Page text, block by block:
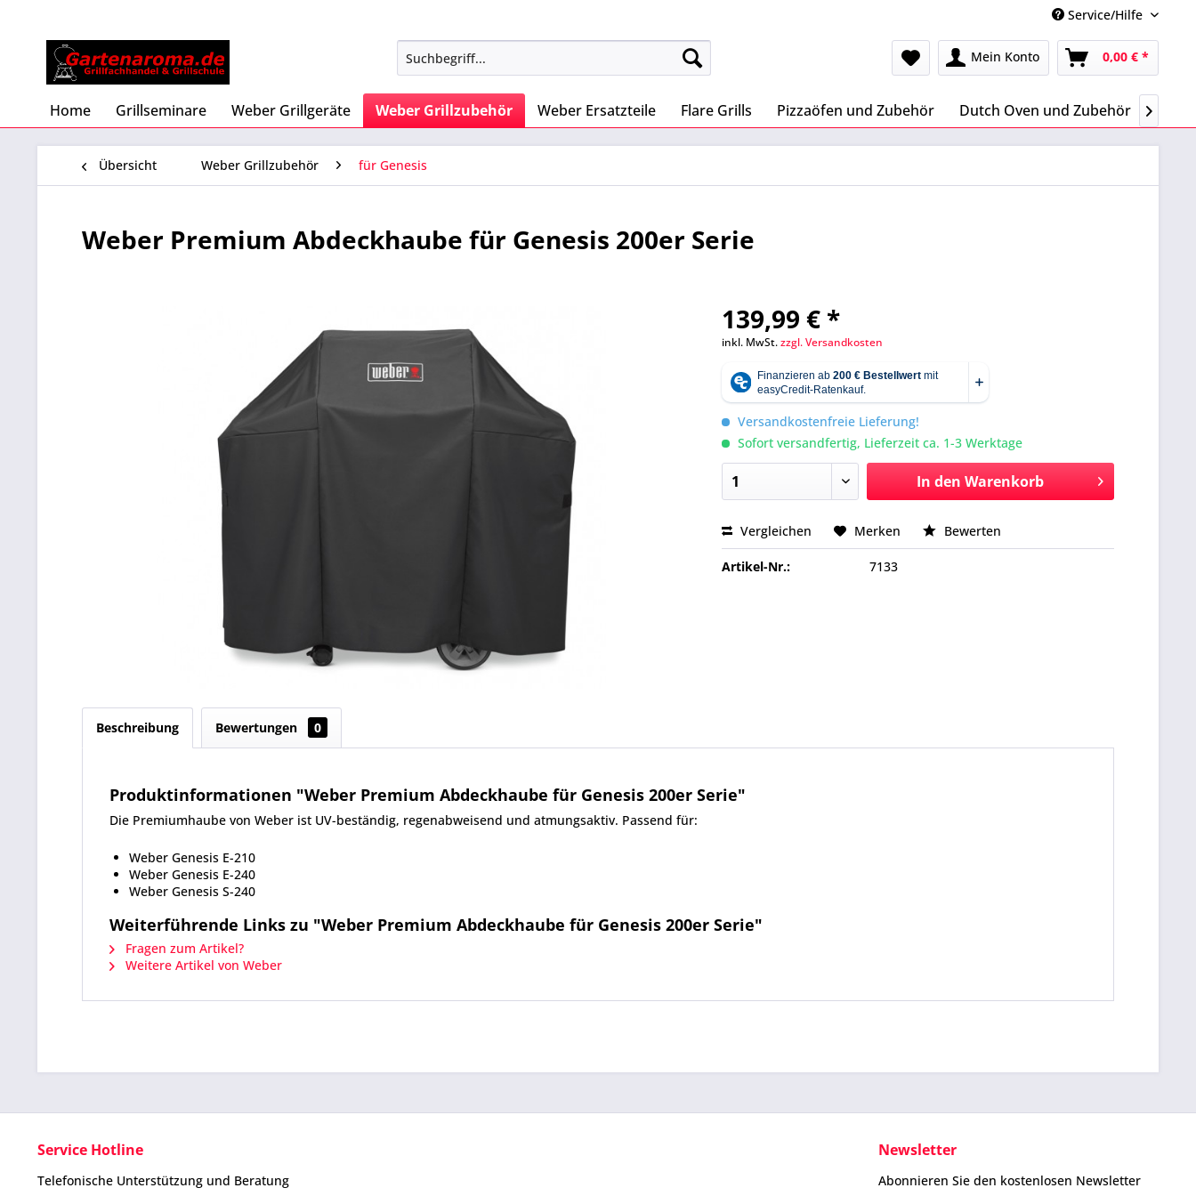
Service/Hilfe
Mein Konto 0,00 € *
Home Grillseminare Weber Grillgeräte Weber Grillzubehör Weber Ersatzteile Flare Grills Pizzaöfen und Zubehör Dutch Oven und Zubehör 
Übersicht Weber Grillzubehör für Genesis
Weber Premium Abdeckhaube für Genesis 200er Serie
139,99 € *
inkl. MwSt.zzgl. Versandkosten
Versandkostenfreie Lieferung!
Sofort versandfertig, Lieferzeit ca. 1-3 Werktage
In den Warenkorb
Vergleichen Merken Bewerten
Artikel-Nr.: 7133
Beschreibung Bewertungen 0
Produktinformationen "Weber Premium Abdeckhaube für Genesis 200er Serie"
Die Premiumhaube von Weber ist UV-beständig, regenabweisend und atmungsaktiv. Passend für:
Weber Genesis E-210
Weber Genesis E-240
Weber Genesis S-240
Weiterführende Links zu "Weber Premium Abdeckhaube für Genesis 200er Serie"
Fragen zum Artikel?
Weitere Artikel von Weber
Service Hotline
Telefonische Unterstützung und Beratung
Newsletter
Abonnieren Sie den kostenlosen Newsletter